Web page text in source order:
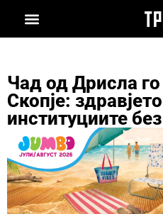
Чад од Дрисла
Скопје:
институциите